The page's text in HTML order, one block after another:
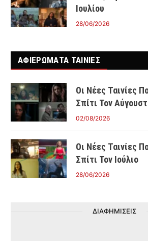
Ιουλίου
28/06/2026
ΑΦΙΕΡΩΜΑΤΑ ΤΑΙΝΊΕΣ
Οι Νέες Ταινίες
Σπίτι Τον
02/08/2026
Οι Νέες Ταινίες
Σπίτι Τον Ιούλιο
28/06/2026
ΔΙΑΦΗΜΙΣΕΙΣ